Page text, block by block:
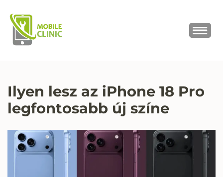
Ilyen lesz az iPhone 18 Pro
legfontosabb új színe